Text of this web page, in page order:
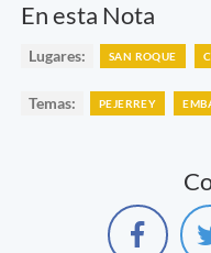
En esta Nota
Lugares: SAN ROQUE
Temas: PEJERREY